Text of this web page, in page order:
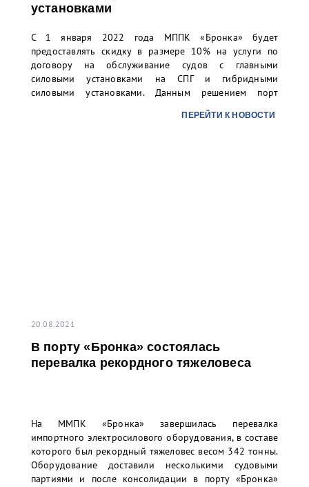
установками
С 1 января 2022 года МППК «Бронка» будет
предоставлять скидку в размере 10% на услуги по
договору на обслуживание судов с главными
силовыми установками на СПГ и гибридными
силовыми установками. Данным решением порт
по планомерному вводу в эксплуатацию наиболее
ПЕРЕЙТИ К НОВОСТИ
20.08.2021
В порту «Бронка» состоялась
перевалка рекордного тяжеловеса
На ММПК «Бронка» завершилась перевалка
импортного электросилового оборудования, в составе
которого был рекордный тяжеловес весом 342 тонны.
Оборудование доставили несколькими судовыми
партиями и после консолидации в порту «Бронка»